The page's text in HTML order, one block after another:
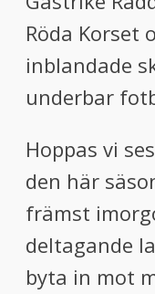
Röda Korset
inblandade
underbar
Hoppas vi
den här
främst
deltagande
byta in mot